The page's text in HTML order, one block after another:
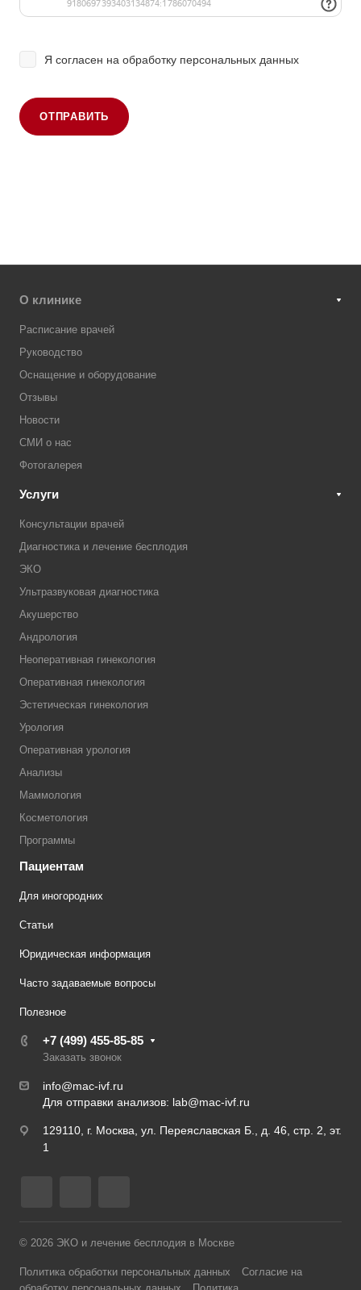
Я согласен на обработку персональных данных
ОТПРАВИТЬ
О клинике
Расписание врачей
Руководство
Оснащение и оборудование
Отзывы
Новости
СМИ о нас
Фотогалерея
Услуги
Консультации врачей
Диагностика и лечение бесплодия
ЭКО
Ультразвуковая диагностика
Акушерство
Андрология
Неоперативная гинекология
Оперативная гинекология
Эстетическая гинекология
Урология
Оперативная урология
Анализы
Маммология
Косметология
Программы
Пациентам
Для иногородних
Статьи
Юридическая информация
Часто задаваемые вопросы
Полезное
+7 (499) 455-85-85
Заказать звонок
info@mac-ivf.ru
Для отправки анализов: lab@mac-ivf.ru
129110, г. Москва, ул. Переяславская Б., д. 46, стр. 2, эт.
1
© 2026 ЭКО и лечение бесплодия в Москве
Политика обработки персональных данных
Согласие на